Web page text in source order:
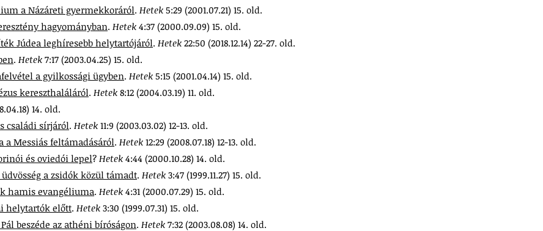
a Názáreti gyermekkoráról. Hetek 5:29 (2001.07.21) 15. old.
hagyományban. Hetek 4:37 (2000.09.09) 15. old.
Júdea leghíresebb helytartójáról. Hetek 22:50 (2018.12.14) 22-27. old.
. Hetek 7:17 (2003.04.25) 15. old.
a gyilkossági ügyben. Hetek 5:15 (2001.04.14) 15. old.
kereszthaláláról. Hetek 8:12 (2004.03.19) 11. old.
14. old.
családi sírjáról. Hetek 11:9 (2003.03.02) 12-13. old.
a Messiás feltámadásáról. Hetek 12:29 (2008.07.18) 12-13. old.
és oviedói lepel? Hetek 4:44 (2000.10.28) 14. old.
a zsidók közül támadt. Hetek 3:47 (1999.11.27) 15. old.
hamis evangéliuma. Hetek 4:31 (2000.07.29) 15. old.
helytartók előtt. Hetek 3:30 (1999.07.31) 15. old.
beszéde az athéni bíróságon. Hetek 7:32 (2003.08.08) 14. old.